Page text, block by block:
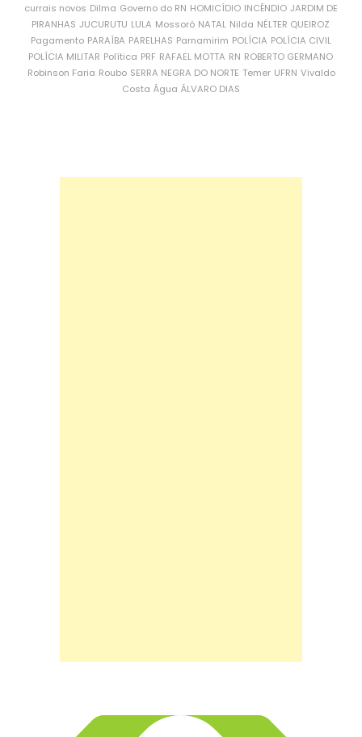
currais novos Dilma Governo do RN HOMICÍDIO INCÊNDIO JARDIM DE
PIRANHAS JUCURUTU LULA Mossoró NATAL Nilda NÉLTER QUEIROZ
Pagamento PARAÍBA PARELHAS Parnamirim POLÍCIA POLÍCIA CIVIL
POLÍCIA MILITAR Política PRF RAFAEL MOTTA RN ROBERTO GERMANO
Robinson Faria Roubo SERRA NEGRA DO NORTE Temer UFRN Vivaldo
Costa Água ÁLVARO DIAS